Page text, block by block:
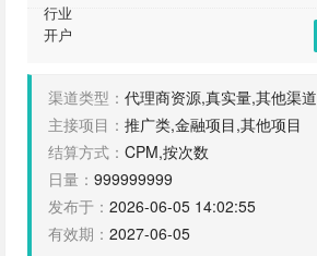
渠道类型： 代理商资源,真实量,其他渠道
主接项目： 推广类,金融项目,其他项目
结算方式： CPM,按次数
日量： 999999999
发布于： 2026-06-05 14:02:55
有效期： 2027-06-05